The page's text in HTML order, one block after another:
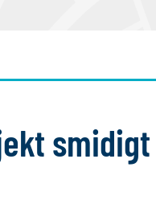
smidigt